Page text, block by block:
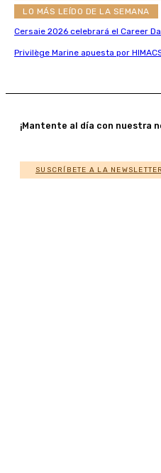
LO MÁS LEÍDO DE LA SEMANA
Cersaie 2026 celebrará el Career
Privilège Marine apuesta por
¡Mantente al día con nuestra
SUSCRÍBETE A LA NEWSLETTER